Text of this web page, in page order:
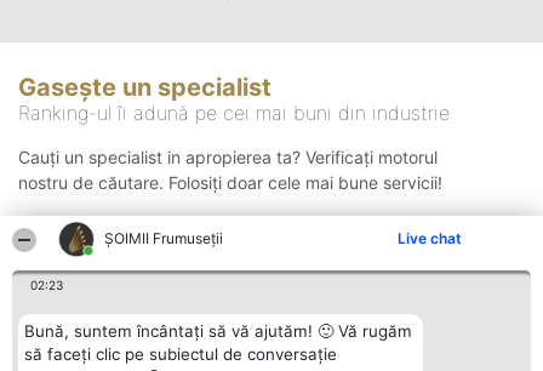
ȘOIMII Frumuseții Live chat
02:23
Bună, suntem încântați să vă ajutăm! 🙂 Vă rugăm
să faceți clic pe subiectul de conversație
Gasește un specialist
Ranking-ul îi adună pe cei mai buni din industrie
Cauți un specialist in apropierea ta? Verificați motorul
nostru de căutare. Folosiți doar cele mai bune servicii!